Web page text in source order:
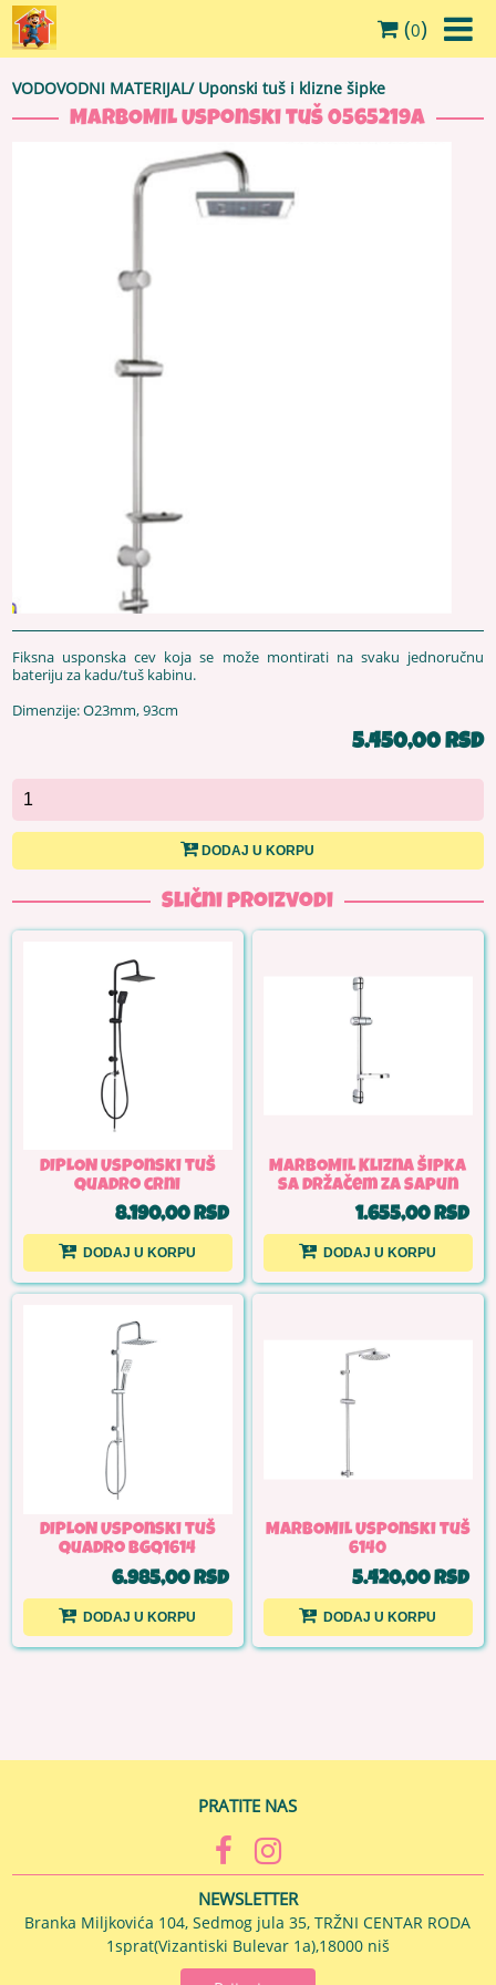
(0)
VODOVODNI MATERIJAL/ Uponski tuš i klizne šipke
MARBOMIL Usponski tuš 0565219A
Fiksna usponska cev koja se može montirati na svaku jednoručnu
bateriju za kadu/tuš kabinu.
Dimenzije: O23mm, 93cm
5.450,00 RSD
DODAJ U KORPU
Slični proizvodi
DIPLON Usponski tuš
quadro crni
8.190,00 RSD
DODAJ U KORPU
MARBOMIL Klizna šipka
sa držačem za sapun
1.655,00 RSD
DODAJ U KORPU
DIPLON Usponski tuš
quadro BGQ1614
6.985,00 RSD
DODAJ U KORPU
MARBOMIL Usponski tuš
6140
5.420,00 RSD
DODAJ U KORPU
PRATITE NAS
NEWSLETTER
Branka Miljkovića 104, Sedmog jula 35, TRŽNI CENTAR RODA
1sprat(Vizantiski Bulevar 1a),18000 niš